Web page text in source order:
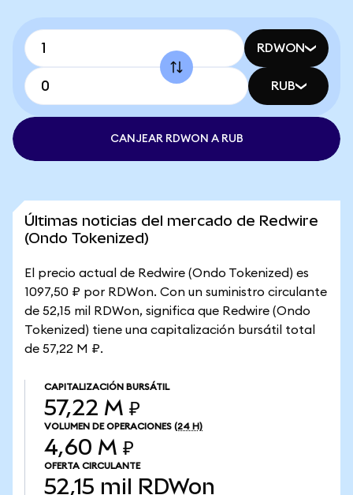
RDWON
RUB
CANJEAR RDWON A RUB
Últimas noticias del mercado de Redwire
(Ondo Tokenized)
El precio actual de Redwire (Ondo Tokenized) es
1097,50 ₽ por RDWon. Con un suministro circulante
de 52,15 mil RDWon, significa que Redwire (Ondo
Tokenized) tiene una capitalización bursátil total
de 57,22 M ₽.
CAPITALIZACIÓN BURSÁTIL
57,22 M ₽
VOLUMEN DE OPERACIONES (24 H)
4,60 M ₽
OFERTA CIRCULANTE
52,15 mil RDWon